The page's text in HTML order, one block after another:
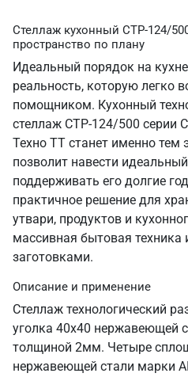
Стеллаж кухонный СТР-124/
пространство по плану
Идеальный порядок на
реальность, которую легко
помощником. Кухонный
стеллаж СТР-124/500 серии
Техно ТТ станет именно тем
позволит навести
поддерживать его долгие
практичное решение для
утвари, продуктов и
массивная бытовая
заготовками.
Описание и применение
Стеллаж технологический
уголка 40х40 нержавеющей
толщиной 2мм. Четыре
нержавеющей стали марки